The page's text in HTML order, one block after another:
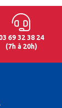
69 32 38 24
(7h à 20h)